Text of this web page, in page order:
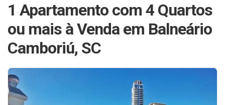
1 Apartamento com 4 Quartos
ou mais à Venda em Balneário
Camboriú, SC